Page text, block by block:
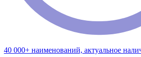
40 000+ наименований, актуальное